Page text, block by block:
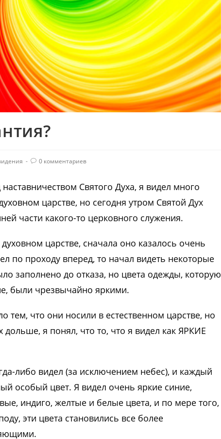
0 комментариев
Святого Духа, я видел много
царстве, но сегодня утром Святой Дух
части какого-то церковного служения.
царстве, сначала оно казалось очень
по проходу вперед, то начал видеть некоторые
заполнено до отказа, но цвета одежды, которую
были чрезвычайно яркими.
тем, что они носили в естественном царстве, но
я понял, что то, что я видел как ЯРКИЕ
либо видел (за исключением небес), и каждый
особый цвет. Я видел очень яркие синие,
индиго, желтые и белые цвета, и по мере того,
эти цвета становились все более